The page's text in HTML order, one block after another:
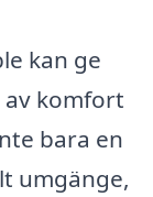
kan ge
komfort
bara en
umgänge,